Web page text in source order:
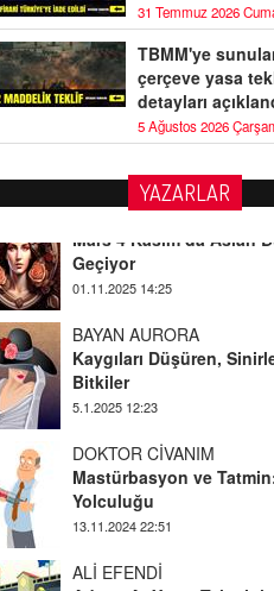
31 Temmuz 2026
TBMM'ye
çerçeve yasa
detayları
5 Ağustos 2026
YAZARLAR
BAYAN AURORA
Kaygıları Düşüren,
Bitkiler
5.1.2025 12:23
DOKTOR CİVANIM
Mastürbasyon ve
Yolculuğu
13.11.2024 22:51
ALİ EFENDİ
Adana At Yarışı
Cumartesi
20.12.2024 12:46